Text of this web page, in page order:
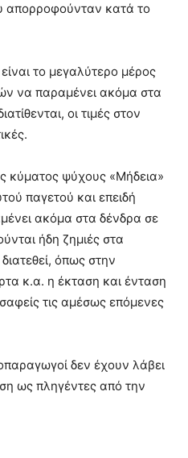
απορροφούνταν κατά το
το μεγαλύτερο μέρος
να παραμένει ακόμα στα
οι τιμές στον
κύματος ψύχους «Μήδεια»
παγετού και επειδή
ακόμα στα δένδρα σε
ήδη ζημιές στα
όπως στην
κ.α. η έκταση και ένταση
τις αμέσως επόμενες
δεν έχουν λάβει
ως πληγέντες από την